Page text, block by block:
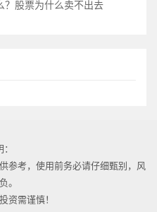
？股票为什么卖不出去
参考，使用前务必请仔细甄别，风
。
资需谨慎！